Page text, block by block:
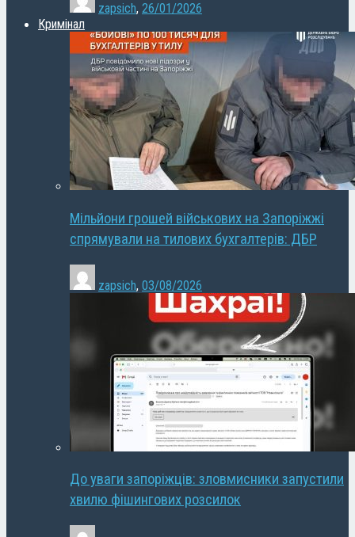
zapsich, 26/01/2026
Кримінал
Мільйони грошей військових на Запоріжжі
спрямували на тилових бухгалтерів: ДБР
zapsich, 03/08/2026
До уваги запоріжців: зловмисники запустили
хвилю фішингових розсилок